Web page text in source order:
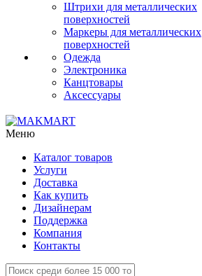
Штрихи для металлических
поверхностей
Маркеры для металлических
поверхностей
Одежда
Электроника
Канцтовары
Аксессуары
Меню
Каталог товаров
Услуги
Доставка
Как купить
Дизайнерам
Поддержка
Компания
Контакты